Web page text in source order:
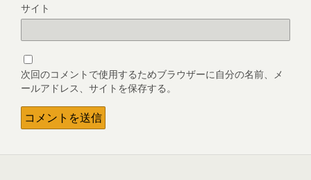
サイト
次回のコメントで使用するためブラウザーに自分の名前、メ
ールアドレス、サイトを保存する。